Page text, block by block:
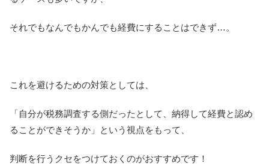
それでもなんでもかんでも経費にすることはできず…。
これを避けるための対策としては、
「自分が税務調査する側だったとして、納得して経費と認め
ることができそうか」という視点をもって、
判断を行うクセをつけておくのがおすすめです！